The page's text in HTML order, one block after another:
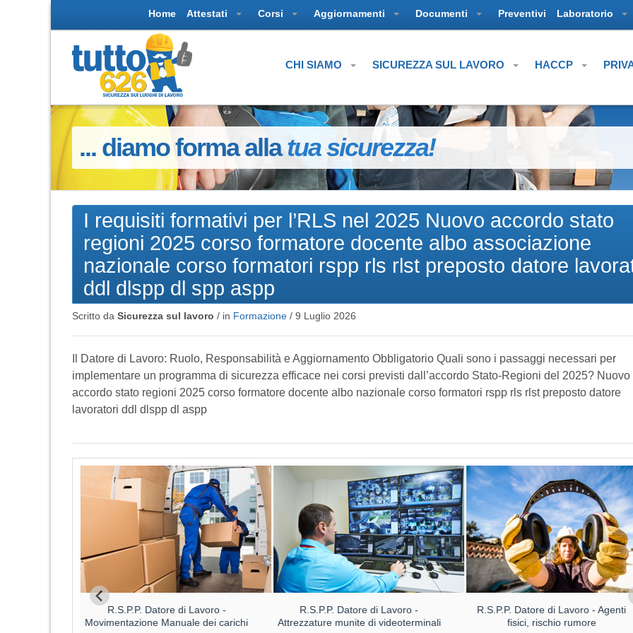
Home Attestati Corsi Aggiornamenti Documenti Preventivi Laboratorio
CHI SIAMO SICUREZZA SUL LAVORO HACCP
... diamo forma allatua sicurezza!
I requisiti formativi per l’RLS nel 2025 Nuovo accordo stato
regioni 2025 corso formatore docente albo associazione
nazionale corso formatori rspp rls rlst preposto datore
ddl dlspp dl spp aspp
Scritto da Sicurezza sul lavoro / in Formazione / 9 Luglio 2026
Il Datore di Lavoro: Ruolo, Responsabilità e Aggiornamento Obbligatorio Quali sono i passaggi necessari per
implementare un programma di sicurezza efficace nei corsi previsti dall’accordo Stato-Regioni del 2025? Nuovo
accordo stato regioni 2025 corso formatore docente albo nazionale corso formatori rspp rls rlst preposto datore
lavoratori ddl dlspp dl aspp
R.S.P.P. Datore di Lavoro -
Movimentazione Manuale dei carichi
R.S.P.P. Datore di Lavoro -
Attrezzature munite di videoterminali
R.S.P.P. Datore di Lavoro - Agenti
fisici, rischio rumore